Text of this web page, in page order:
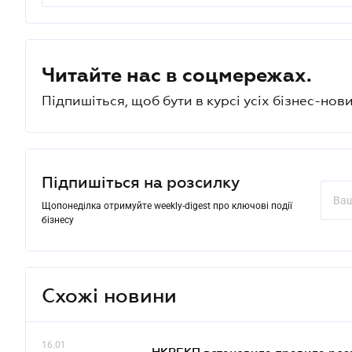
Читайте нас в соцмережах.
Підпишіться, щоб бути в курсі усіх бізнес-
Підпишіться на розсилку
Щопонеділка отримуйте weekly-digest про ключові події
бізнесу
Схожі новини
16.01